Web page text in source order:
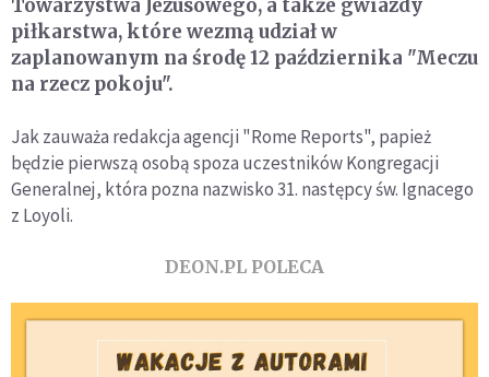
Towarzystwa Jezusowego, a także gwiazdy
piłkarstwa, które wezmą udział w
zaplanowanym na środę 12 października "Meczu
na rzecz pokoju".
Jak zauważa redakcja agencji "Rome Reports", papież
będzie pierwszą osobą spoza uczestników Kongregacji
Generalnej, która pozna nazwisko 31. następcy św. Ignacego
z Loyoli.
DEON.PL POLECA